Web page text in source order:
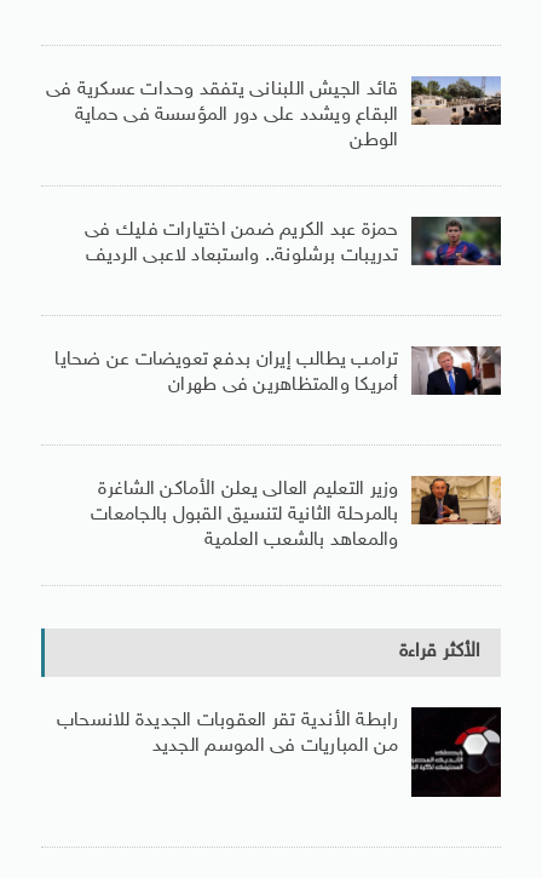
قائد الجيش اللبنانى يتفقد وحدات عسكرية فى
البقاع ويشدد على دور المؤسسة فى حماية
الوطن
حمزة عبد الكريم ضمن اختيارات فليك فى
تدريبات برشلونة.. واستبعاد لاعبى الرديف
ترامب يطالب إيران بدفع تعويضات عن ضحايا
أمريكا والمتظاهرين فى طهران
وزير التعليم العالى يعلن الأماكن الشاغرة
بالمرحلة الثانية لتنسيق القبول بالجامعات
والمعاهد بالشعب العلمية
الأكثر قراءة
رابطة الأندية تقر العقوبات الجديدة للانسحاب
من المباريات فى الموسم الجديد